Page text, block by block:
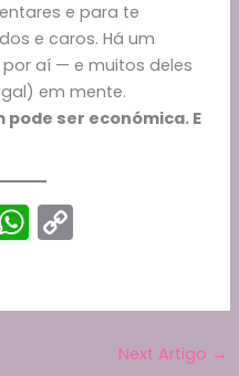
e para te
e caros. Há um
aí — e muitos deles
em mente.
ser económica. E
W
Next Artigo →